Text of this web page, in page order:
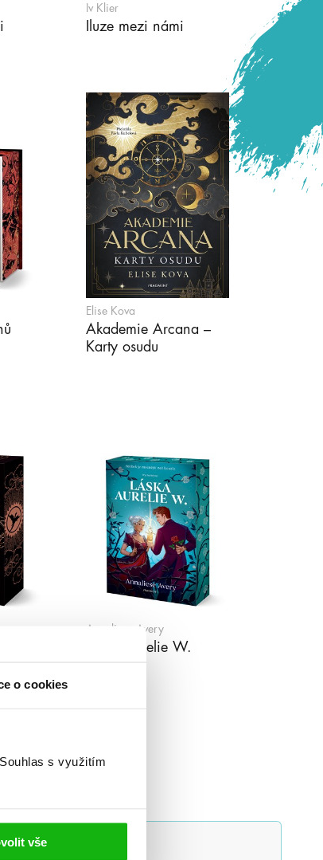
o cookies
Souhlas s využitím
vše
Iv Klier
Iluze mezi námi
Elise Kova
Akademie Arcana –
Karty osudu
Annaliese Avery
Láska Aurelie W.